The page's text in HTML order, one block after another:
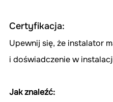
Certyfikacja:
Upewnij się, że instalator
i doświadczenie w
Jak znaleźć: